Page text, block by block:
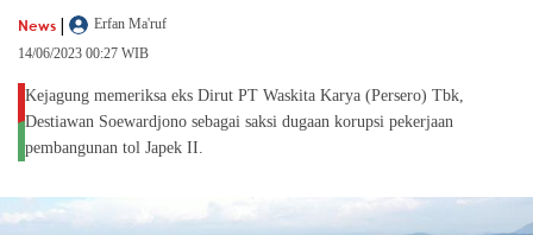
News |
Erfan Ma'ruf
14/06/2023 00:27 WIB
Kejagung memeriksa eks Dirut PT Waskita Karya (Persero) Tbk,
Destiawan Soewardjono sebagai saksi dugaan korupsi pekerjaan
pembangunan tol Japek II.